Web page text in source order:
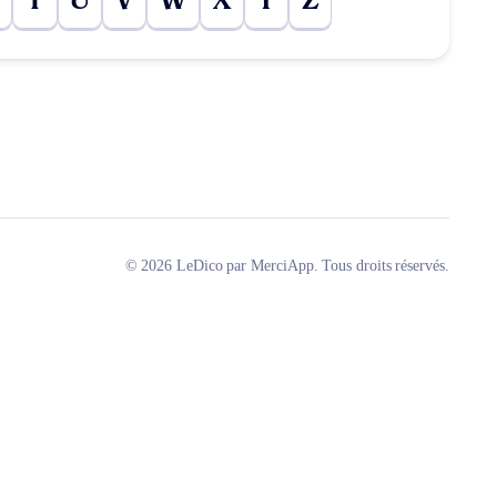
© 2026 LeDico par MerciApp. Tous droits réservés.